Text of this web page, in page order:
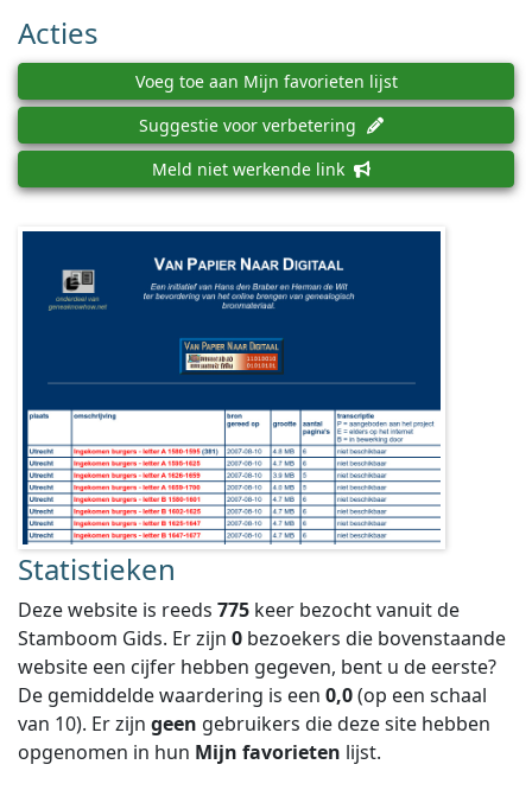
Acties
Voeg toe aan Mijn favorieten lijst
Suggestie voor verbetering
Meld niet werkende link
Statistieken
Deze website is reeds 775 keer bezocht vanuit de
Stamboom Gids. Er zijn 0 bezoekers die bovenstaande
website een cijfer hebben gegeven, bent u de eerste?
De gemiddelde waardering is een 0,0(op een schaal
van 10). Er zijn geen gebruikers die deze site hebben
opgenomen in hun Mijn favorieten lijst.